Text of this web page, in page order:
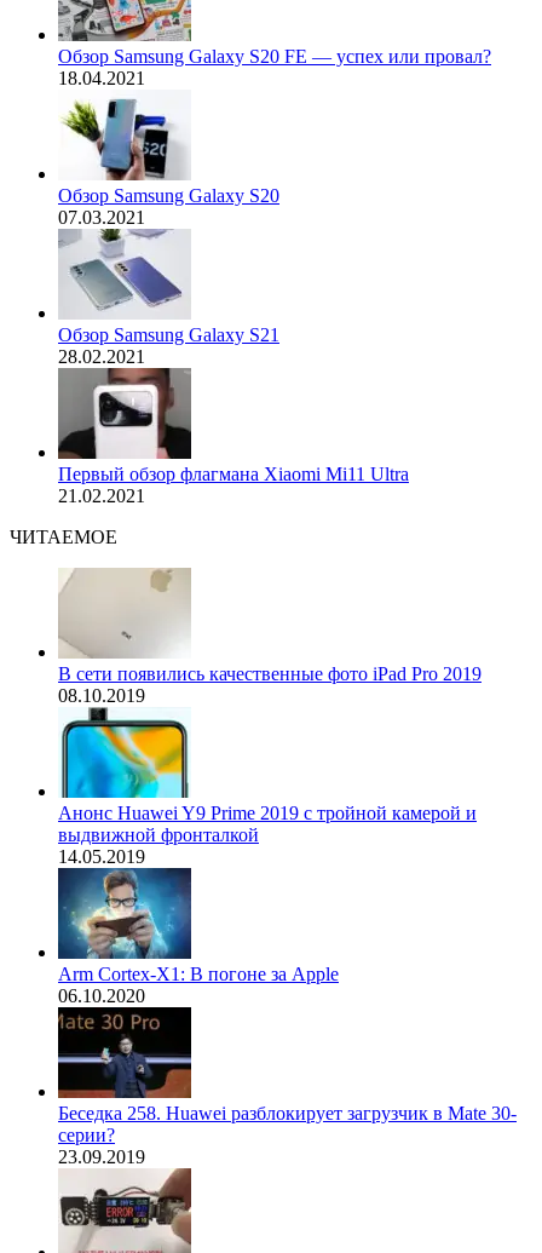
Обзор Samsung Galaxy S20 FE — успех или провал?
18.04.2021
Обзор Samsung Galaxy S20
07.03.2021
Обзор Samsung Galaxy S21
28.02.2021
Первый обзор флагмана Xiaomi Mi11 Ultra
21.02.2021
ЧИТАЕМОЕ
В сети появились качественные фото iPad Pro 2019
08.10.2019
Анонс Huawei Y9 Prime 2019 с тройной камерой и
выдвижной фронталкой
14.05.2019
Arm Cortex-X1: В погоне за Apple
06.10.2020
Беседка 258. Huawei разблокирует загрузчик в Mate 30-
серии?
23.09.2019